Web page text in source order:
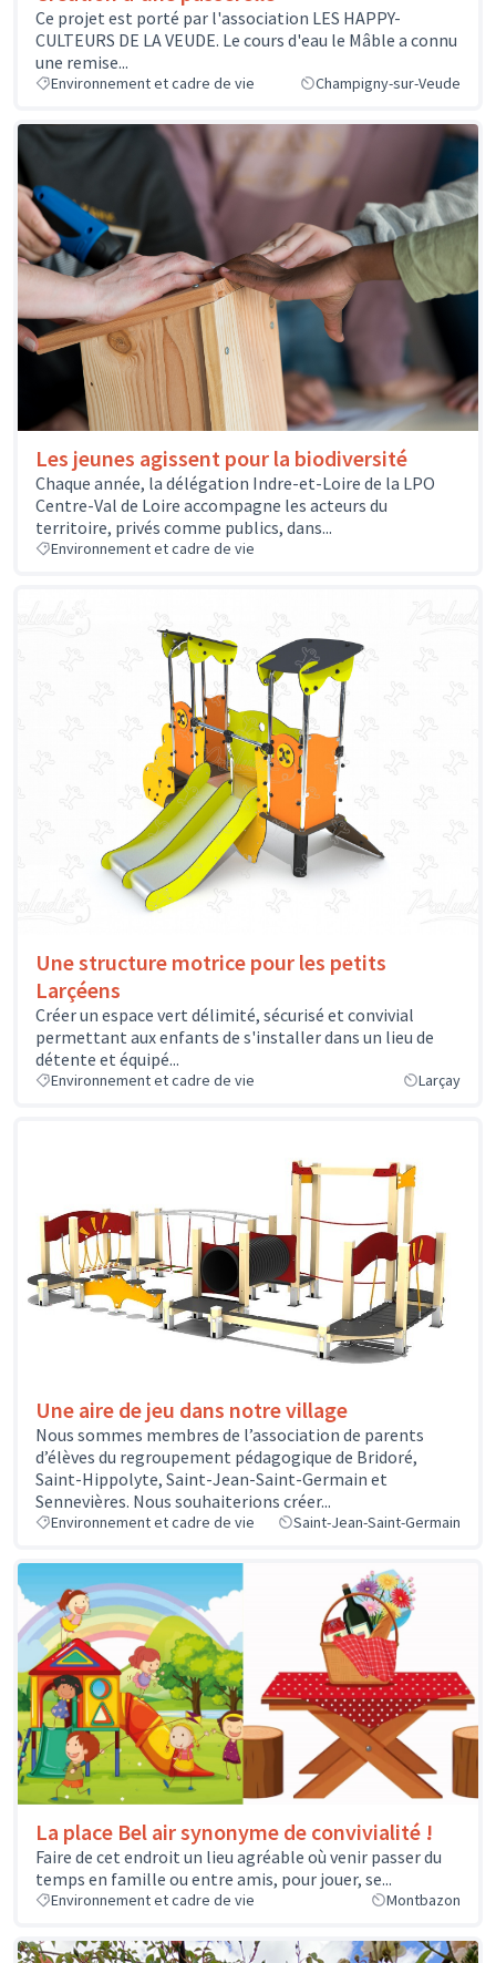
Ce projet est porté par l'association LES HAPPY-
CULTEURS DE LA VEUDE. Le cours d'eau le Mâble a connu
une remise...
Environnement et cadre de vie Champigny-sur-Veude
Les jeunes agissent pour la biodiversité
Chaque année, la délégation Indre-et-Loire de la LPO
Centre-Val de Loire accompagne les acteurs du
territoire, privés comme publics, dans...
Environnement et cadre de vie
Une structure motrice pour les petits
Larçéens
Créer un espace vert délimité, sécurisé et convivial
permettant aux enfants de s'installer dans un lieu de
détente et équipé...
Environnement et cadre de vie Larçay
Une aire de jeu dans notre village
Nous sommes membres de l’association de parents
d’élèves du regroupement pédagogique de Bridoré,
Saint-Hippolyte, Saint-Jean-Saint-Germain et
Sennevières. Nous souhaiterions créer...
Environnement et cadre de vie Saint-Jean-Saint-Germain
La place Bel air synonyme de convivialité !
Faire de cet endroit un lieu agréable où venir passer du
temps en famille ou entre amis, pour jouer, se...
Environnement et cadre de vie Montbazon